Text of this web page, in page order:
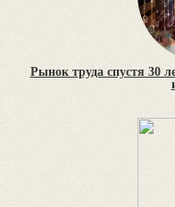
Рынок труда спустя 30